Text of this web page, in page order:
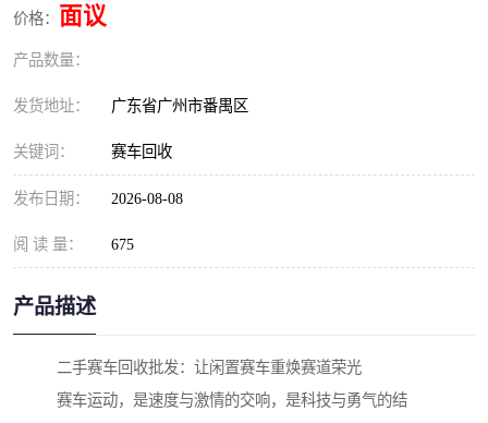
价格： 面议
产品数量：
发货地址： 广东省广州市番禺区
关键词： 赛车回收
发布日期： 2026-08-08
阅 读 量： 675
产品描述
二手赛车回收批发：让闲置赛车重焕赛道荣光
赛车运动，是速度与激情的交响，是科技与勇气的结